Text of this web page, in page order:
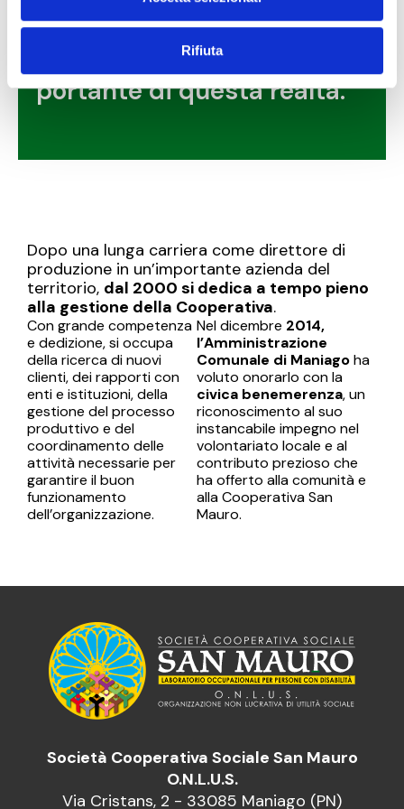
Rifiuta
Cooperativa, diventando
nel tempo la colonna
portante di questa realtà.
Dopo una lunga carriera come direttore di
produzione in un’importante azienda del
territorio, dal 2000 si dedica a tempo pieno
alla gestione della Cooperativa.
Con grande competenza
e dedizione, si occupa
della ricerca di nuovi
clienti, dei rapporti con
enti e istituzioni, della
gestione del processo
produttivo e del
coordinamento delle
attività necessarie per
garantire il buon
funzionamento
dell’organizzazione.
Nel dicembre 2014,
l’Amministrazione
Comunale di Maniagoha
voluto onorarlo con la
civica benemerenza, un
riconoscimento al suo
instancabile impegno nel
volontariato locale e al
contributo prezioso che
ha offerto alla comunità e
alla Cooperativa San
Mauro.
Società Cooperativa Sociale San Mauro
O.N.L.U.S.
Via Cristans, 2 - 33085 Maniago (PN)